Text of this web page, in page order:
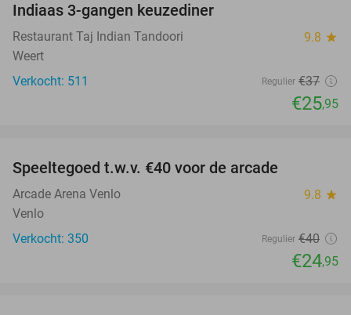
Indiaas 3-gangen keuzediner
Restaurant Taj Indian Tandoori 9.8 star
Weert
Verkocht: 511
Regulier €37
€25,95
Speeltegoed t.w.v. €40 voor de arcade
Arcade Arena Venlo 9.8 star
Venlo
Verkocht: 350
Regulier €40
€24,95